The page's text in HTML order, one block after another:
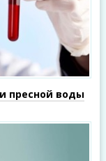
пресной воды